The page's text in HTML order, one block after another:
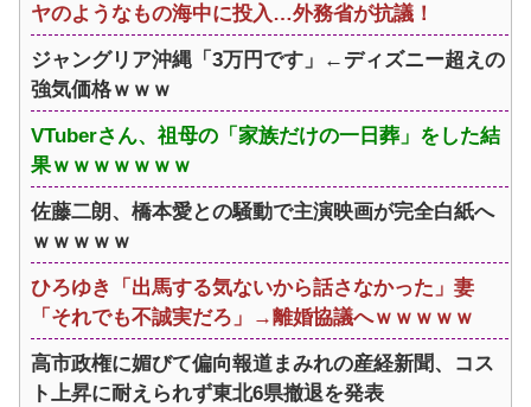
ヤのようなもの海中に投入…外務省が抗議！
ジャングリア沖縄「3万円です」←ディズニー超えの
強気価格ｗｗｗ
VTuberさん、祖母の「家族だけの一日葬」をした結
果ｗｗｗｗｗｗｗ
佐藤二朗、橋本愛との騒動で主演映画が完全白紙へ
ｗｗｗｗｗ
ひろゆき「出馬する気ないから話さなかった」妻
「それでも不誠実だろ」→離婚協議へｗｗｗｗｗ
高市政権に媚びて偏向報道まみれの産経新聞、コス
ト上昇に耐えられず東北6県撤退を発表